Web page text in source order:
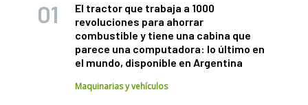
El tractor que trabaja a 1000
revoluciones para ahorrar
combustible y tiene una cabina que
parece una computadora: lo último en
el mundo, disponible en Argentina
Maquinarias y vehículos